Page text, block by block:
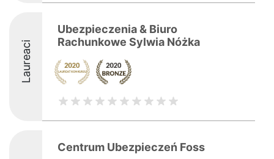
Laureaci
Ubezpieczenia & Biuro
Rachunkowe Sylwia Nóżka
Centrum Ubezpieczeń Foss